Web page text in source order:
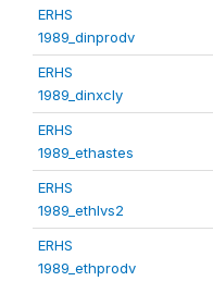
ERHS
1989_dinprodv
ERHS
1989_dinxcly
ERHS
1989_ethastes
ERHS
1989_ethlvs2
ERHS
1989_ethprodv